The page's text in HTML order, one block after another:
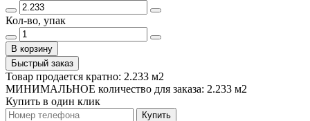
Кол-во, упак
В корзину
Быстрый заказ
Товар продается кратно: 2.233 м2
МИНИМАЛЬНОЕ количество для заказа: 2.233 м2
Купить в один клик
Купить